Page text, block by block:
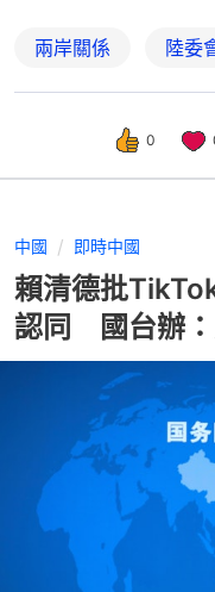
兩岸關係 陸委
0
中國 即時中國
賴清德批
認同 國台辦：